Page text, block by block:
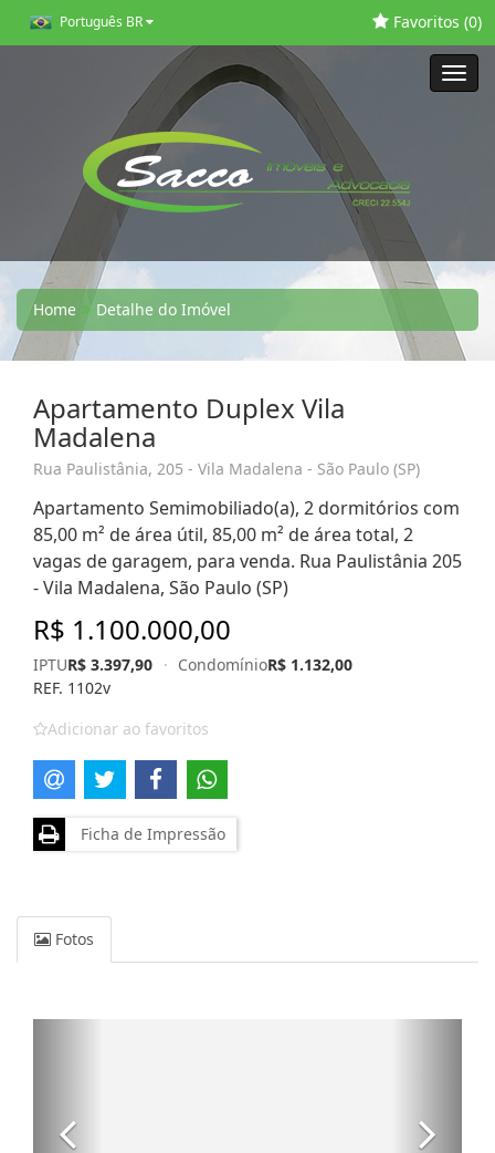
Português BR Favoritos (0)
Home Detalhe do Imóvel
Apartamento Duplex Vila
Madalena
Rua Paulistânia, 205 - Vila Madalena - São Paulo (SP)
Apartamento Semimobiliado(a), 2 dormitórios com
85,00 m² de área útil, 85,00 m² de área total, 2
vagas de garagem, para venda. Rua Paulistânia 205
- Vila Madalena, São Paulo (SP)
R$ 1.100.000,00
IPTUR$ 3.397,90 · CondomínioR$ 1.132,00
REF. 1102v
Adicionar ao favoritos
Ficha de Impressão
Fotos